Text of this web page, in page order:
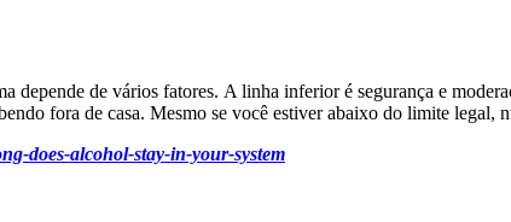
depende de vários fatores. A linha inferior é segurança e
fora de casa. Mesmo se você estiver abaixo do limite
does-alcohol-stay-in-your-system